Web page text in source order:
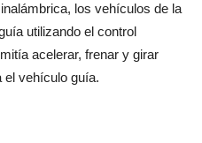
los vehículos de la
utilizando el control
acelerar, frenar y girar
el vehículo guía.